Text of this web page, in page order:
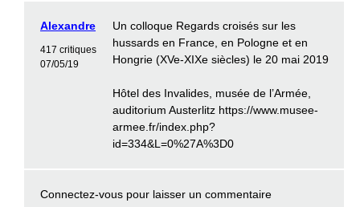
Alexandre
417 critiques
07/05/19
Un colloque Regards croisés sur les
hussards en France, en Pologne et en
Hongrie (XVe-XIXe siècles) le 20 mai 2019
Hôtel des Invalides, musée de l’Armée,
auditorium Austerlitz https://www.musee-
armee.fr/index.php?
id=334&L=0%27A%3D0
Connectez-vous pour laisser un commentaire